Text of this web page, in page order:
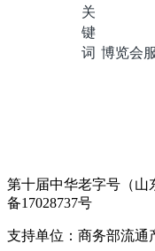
博览会
第十届中华老字号（山
备17028737号
支持单位：商务部流通